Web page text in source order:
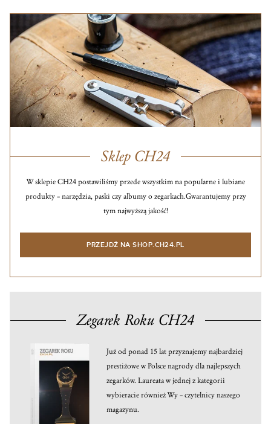
Sklep CH24
W sklepie CH24 postawiliśmy przede wszystkim na popularne i lubiane
produkty – narzędzia, paski czy albumy o zegarkach.Gwarantujemy przy
tym najwyższą jakość!
PRZEJDŹ NA SHOP.CH24.PL
Zegarek Roku CH24
Już od ponad 15 lat przyznajemy najbardziej
prestiżowe w Polsce nagrody dla najlepszych
zegarków. Laureata w jednej z kategorii
wybieracie również Wy – czytelnicy naszego
magazynu.